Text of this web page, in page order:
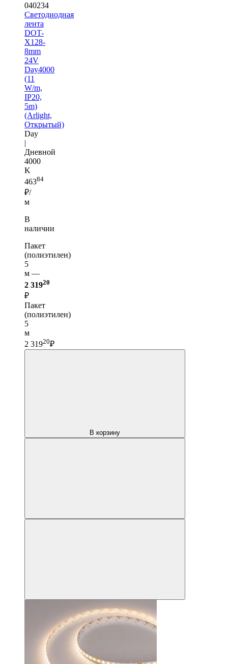
040234
Светодиодная
лента
DOT-
X128-
8mm
24V
Day4000
(11
W/m,
IP20,
5m)
(Arlight,
Открытый)
Day
|
Дневной
4000
K
46384
₽/
м
В
наличии
Пакет
(полиэтилен)
5
м —
2 31920
₽
Пакет
(полиэтилен)
5
м
2 31920₽
В корзину